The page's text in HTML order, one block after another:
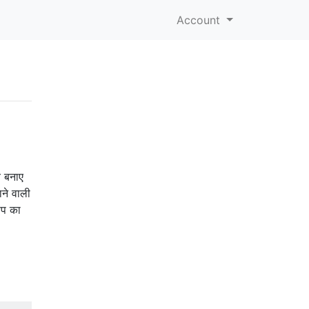
Account
वाली
का